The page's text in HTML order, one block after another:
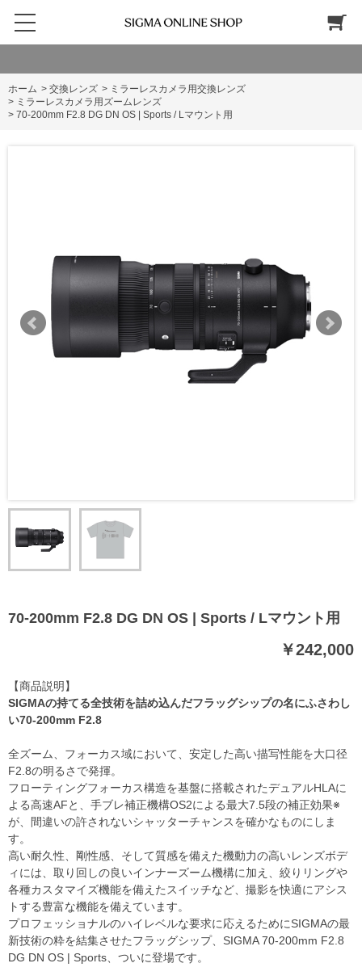
ホーム > 交換レンズ > ミラーレスカメラ用交換レンズ
> ミラーレスカメラ用ズームレンズ
> 70-200mm F2.8 DG DN OS | Sports / Lマウント用
70-200mm F2.8 DG DN OS | Sports / Lマウント用
￥242,000
【商品説明】
SIGMAの持てる全技術を詰め込んだフラッグシップの名にふさわし
い70-200mm F2.8
全ズーム、フォーカス域において、安定した高い描写性能を大口径
F2.8の明るさで発揮。
フローティングフォーカス構造を基盤に搭載されたデュアルHLAに
よる高速AFと、手ブレ補正機構OS2による最大7.5段の補正効果※
が、間違いの許されないシャッターチャンスを確かなものにしま
す。
高い耐久性、剛性感、そして質感を備えた機動力の高いレンズボデ
ィには、取り回しの良いインナーズーム機構に加え、絞りリングや
各種カスタマイズ機能を備えたスイッチなど、撮影を快適にアシス
トする豊富な機能を備えています。
プロフェッショナルのハイレベルな要求に応えるためにSIGMAの最
新技術の粋を結集させたフラッグシップ、SIGMA 70-200mm F2.8
DG DN OS | Sports、ついに登場です。